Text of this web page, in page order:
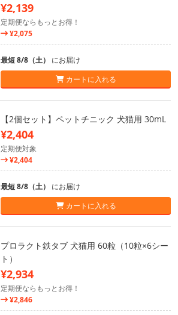
¥2,139
定期便ならもっとお得！
¥2,075
最短 8/8（土） にお届け
カートに入れる
【2個セット】ペットチニック 犬猫用 30mL
¥2,404
定期便対象
¥2,404
最短 8/8（土） にお届け
カートに入れる
プロラクト鉄タブ 犬猫用 60粒（10粒×6シー
ト）
¥2,934
定期便ならもっとお得！
¥2,846